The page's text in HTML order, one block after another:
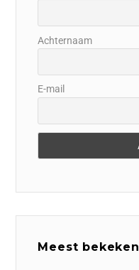
Achternaam
E-mail
Meest bekeken